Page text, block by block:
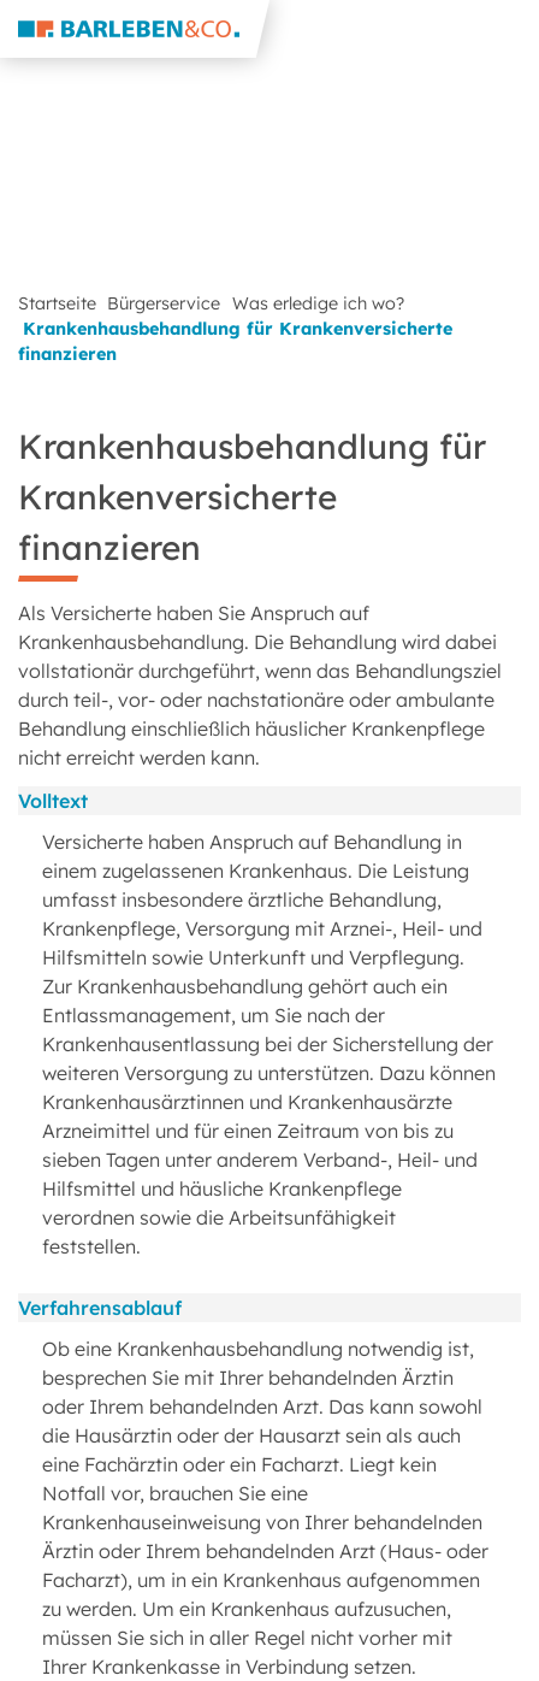
Startseite Bürgerservice Was erledige ich wo?
Krankenhausbehandlung für Krankenversicherte
finanzieren
Krankenhausbehandlung für
Krankenversicherte
finanzieren
Als Versicherte haben Sie Anspruch auf
Krankenhausbehandlung. Die Behandlung wird dabei
vollstationär durchgeführt, wenn das Behandlungsziel
durch teil-, vor- oder nachstationäre oder ambulante
Behandlung einschließlich häuslicher Krankenpflege
nicht erreicht werden kann.
Volltext
Versicherte haben Anspruch auf Behandlung in
einem zugelassenen Krankenhaus. Die Leistung
umfasst insbesondere ärztliche Behandlung,
Krankenpflege, Versorgung mit Arznei-, Heil- und
Hilfsmitteln sowie Unterkunft und Verpflegung.
Zur Krankenhausbehandlung gehört auch ein
Entlassmanagement, um Sie nach der
Krankenhausentlassung bei der Sicherstellung der
weiteren Versorgung zu unterstützen. Dazu können
Krankenhausärztinnen und Krankenhausärzte
Arzneimittel und für einen Zeitraum von bis zu
sieben Tagen unter anderem Verband-, Heil- und
Hilfsmittel und häusliche Krankenpflege
verordnen sowie die Arbeitsunfähigkeit
feststellen.
Verfahrensablauf
Ob eine Krankenhausbehandlung notwendig ist,
besprechen Sie mit Ihrer behandelnden Ärztin
oder Ihrem behandelnden Arzt. Das kann sowohl
die Hausärztin oder der Hausarzt sein als auch
eine Fachärztin oder ein Facharzt. Liegt kein
Notfall vor, brauchen Sie eine
Krankenhauseinweisung von Ihrer behandelnden
Ärztin oder Ihrem behandelnden Arzt (Haus- oder
Facharzt), um in ein Krankenhaus aufgenommen
zu werden. Um ein Krankenhaus aufzusuchen,
müssen Sie sich in aller Regel nicht vorher mit
Ihrer Krankenkasse in Verbindung setzen.